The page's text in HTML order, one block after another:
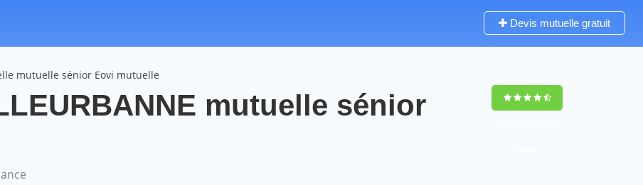
Devis mutuelle gratuit
mutuelle sénior Eovi mutuelle
mutuelle sénior